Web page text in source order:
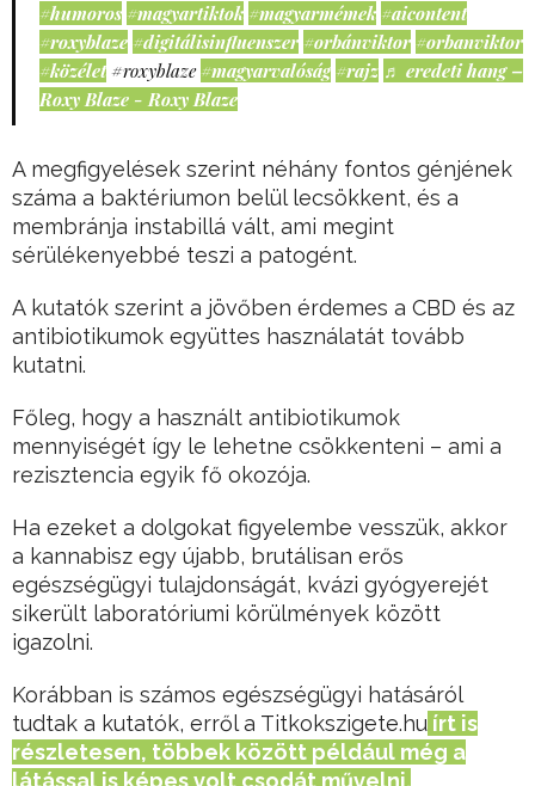
#humoros #magyartiktok #magyarmémek #aicontent
#roxyblaze #digitálisinfluenszer #orbánviktor #orbanviktor
#közélet #roxyblaze #magyarvalóság #rajz ♬ eredeti hang –
Roxy Blaze - Roxy Blaze
A megfigyelések szerint néhány fontos génjének
száma a baktériumon belül lecsökkent, és a
membránja instabillá vált, ami megint
sérülékenyebbé teszi a patogént.
A kutatók szerint a jövőben érdemes a CBD és az
antibiotikumok együttes használatát tovább
kutatni.
Főleg, hogy a használt antibiotikumok
mennyiségét így le lehetne csökkenteni – ami a
rezisztencia egyik fő okozója.
Ha ezeket a dolgokat figyelembe vesszük, akkor
a kannabisz egy újabb, brutálisan erős
egészségügyi tulajdonságát, kvázi gyógyerejét
sikerült laboratóriumi körülmények között
igazolni.
Korábban is számos egészségügyi hatásáról
tudtak a kutatók, erről a Titkokszigete.hu írt is
részletesen, többek között például még a
látással is képes volt csodát művelni.